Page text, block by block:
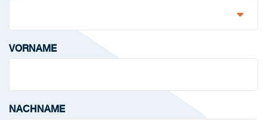
VORNAME
NACHNAME